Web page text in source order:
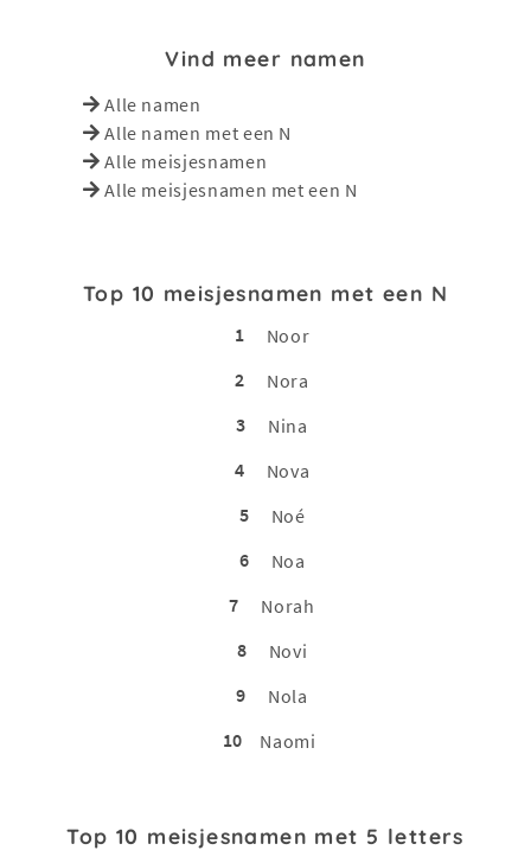
Vind meer namen
Alle namen
Alle namen met een N
Alle meisjesnamen
Alle meisjesnamen met een N
Top 10 meisjesnamen met een N
1
Noor
2
Nora
3
Nina
4
Nova
5
Noé
6
Noa
7
Norah
8
Novi
9
Nola
10
Naomi
Top 10 meisjesnamen met 5 letters